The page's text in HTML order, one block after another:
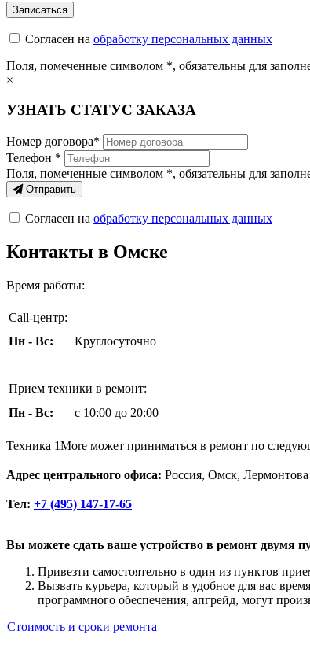
Согласен на обработку персональных данных
Поля, помеченные символом *, обязательны для
×
УЗНАТЬ СТАТУС ЗАКАЗА
Номер договора*
Телефон *
Поля, помеченные символом *, обязательны для
Отправить
Согласен на обработку персональных данных
Контакты в Омске
Время работы:
Call-центр:
Пн - Вс:
Круглосуточно
Прием техники в ремонт:
Пн - Вс:
с 10:00 до 20:00
Техника 1More может приниматься в ремонт по
Адрес центрального офиса: Россия, Омск,
Тел: +7 (495) 147-17-65
Вы можете сдать ваше устройство в ремонт двумя
Привезти самостоятельно в один из пунктов
Вызвать курьера, который в удобное для вас
программного обеспечения, апгрейд, могут
Стоимость и сроки ремонта